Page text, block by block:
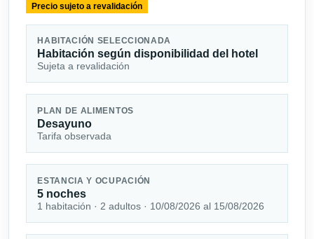
Precio sujeto a revalidación
HABITACIÓN SELECCIONADA
Habitación según disponibilidad del hotel
Sujeta a revalidación
PLAN DE ALIMENTOS
Desayuno
Tarifa observada
ESTANCIA Y OCUPACIÓN
5 noches
1 habitación · 2 adultos · 10/08/2026 al 15/08/2026